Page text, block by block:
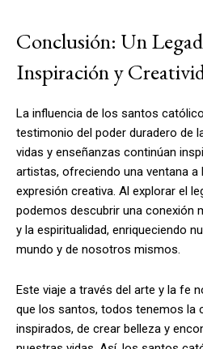
Conclusión: Un
Inspiración y
La influencia de los santos
testimonio del poder duradero de
vidas y enseñanzas continúan
artistas, ofreciendo una ventana a
expresión creativa. Al explorar el
podemos descubrir una conexión
y la espiritualidad, enriqueciendo
mundo y de nosotros mismos.
Este viaje a través del arte y la fe
que los santos, todos tenemos la
inspirados, de crear belleza y